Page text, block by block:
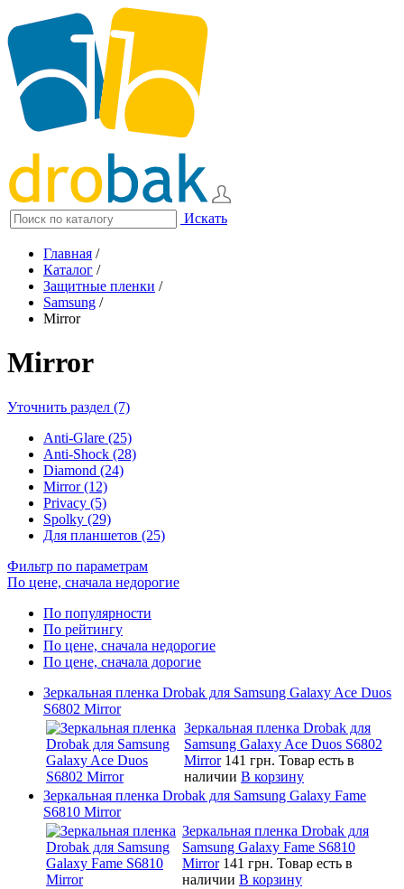
Искать
Главная /
Каталог /
Защитные пленки /
Samsung /
Mirror
Mirror
Уточнить раздел (7)
Anti-Glare (25)
Anti-Shock (28)
Diamond (24)
Mirror (12)
Privacy (5)
Spolky (29)
Для планшетов (25)
Фильтр по параметрам
По цене, сначала недорогие
По популярности
По рейтингу
По цене, сначала недорогие
По цене, сначала дорогие
Зеркальная пленка Drobak для Samsung Galaxy Ace Duos
S6802 Mirror
Зеркальная пленка Drobak для
Samsung Galaxy Ace Duos S6802
Mirror 141 грн. Товар есть в
наличии В корзину
Зеркальная пленка Drobak для Samsung Galaxy Fame
S6810 Mirror
Зеркальная пленка Drobak для
Samsung Galaxy Fame S6810
Mirror 141 грн. Товар есть в
наличии В корзину